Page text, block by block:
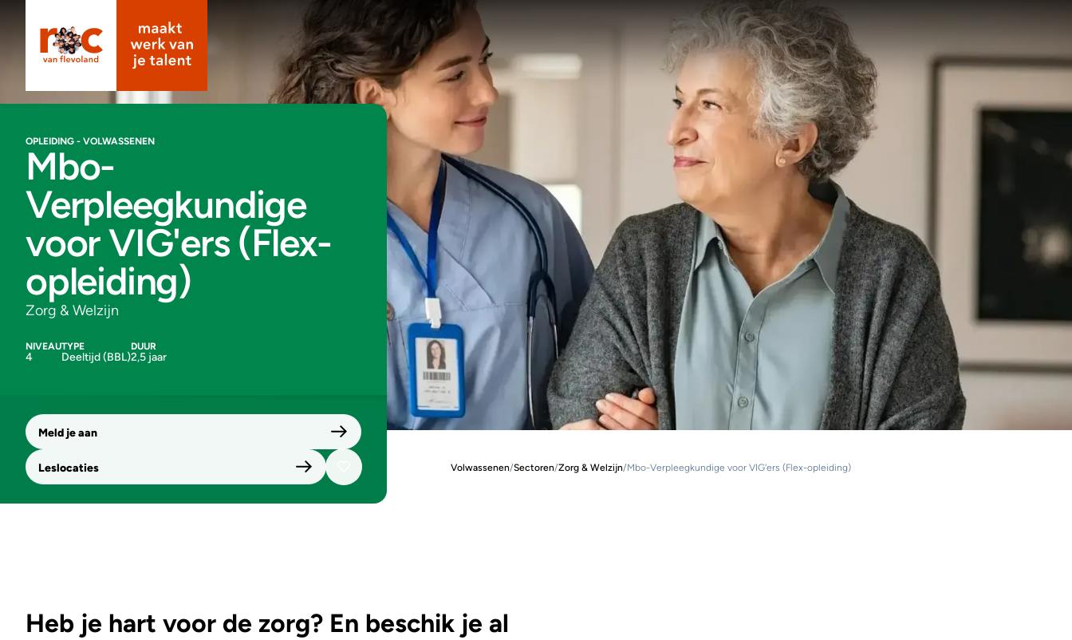
OPLEIDING - VOLWASSENEN
Mbo-
Verpleegkundige
voor VIG'ers (Flex-
opleiding)
Zorg & Welzijn
NIVEAU
4
TYPE
Deeltijd (BBL)
DUUR
2,5 jaar
Meld je aan
Leslocaties Volwassenen/Sectoren/Zorg & Welzijn/Mbo-Verpleegkundige voor VIG'ers (Flex-opleiding)
Heb je hart voor de zorg? En beschik je al